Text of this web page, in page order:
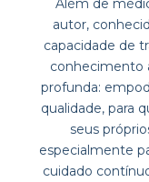
Além de
autor,
capacidade de
conhecimento
profunda:
qualidade, para
seus
especialmente
cuidado